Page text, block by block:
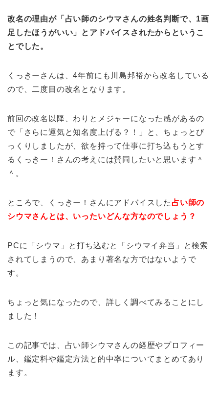
改名の理由が「占い師のシウマさんの姓名判断で、1画
足したほうがいい」とアドバイスされたからというこ
とでした。
くっきーさんは、4年前にも川島邦裕から改名している
ので、二度目の改名となります。
前回の改名以降、わりとメジャーになった感があるの
で「さらに運気と知名度上げる？！」と、ちょっとび
っくりしましたが、欲を持って仕事に打ち込もうとす
るくっきー！さんの考えには賛同したいと思います＾
＾。
ところで、くっきー！さんにアドバイスした 占い師の
シウマさんとは、いったいどんな方なのでしょう？
PCに「シウマ」と打ち込むと「シウマイ弁当」と検索
されてしまうので、あまり著名な方ではないようで
す。
ちょっと気になったので、詳しく調べてみることにし
ました！
この記事では、占い師シウマさんの経歴やプロフィー
ル、鑑定料や鑑定方法と的中率についてまとめてあり
ます。